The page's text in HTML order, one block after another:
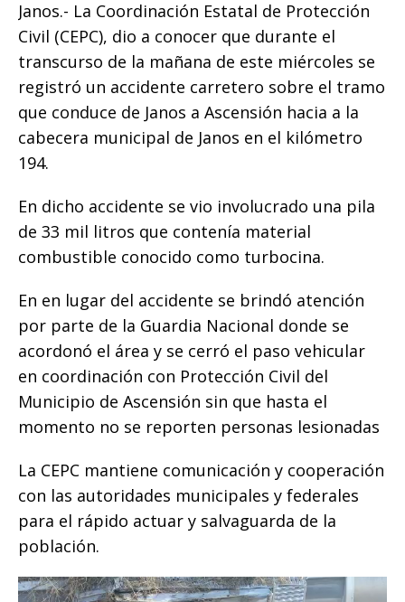
o
o
k
p
p
g
e
r
n
k
ti
r
Janos.- La Coordinación Estatal de Protección
Civil (CEPC), dio a conocer que durante el
transcurso de la mañana de este miércoles se
registró un accidente carretero sobre el tramo
que conduce de Janos a Ascensión hacia a la
cabecera municipal de Janos en el kilómetro
194.
En dicho accidente se vio involucrado una pila
de 33 mil litros que contenía material
combustible conocido como turbocina.
En en lugar del accidente se brindó atención
por parte de la Guardia Nacional donde se
acordonó el área y se cerró el paso vehicular
en coordinación con Protección Civil del
Municipio de Ascensión sin que hasta el
momento no se reporten personas lesionadas
La CEPC mantiene comunicación y cooperación
con las autoridades municipales y federales
para el rápido actuar y salvaguarda de la
población.
Reproductor